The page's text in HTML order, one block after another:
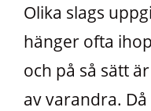
Olika slags
hänger ofta
och på så sätt
av varandra.